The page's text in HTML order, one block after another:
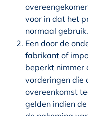
voor in dat het
normaal gebruik.
Een door de
fabrikant of
beperkt nimmer
vorderingen die
overeenkomst
gelden indien